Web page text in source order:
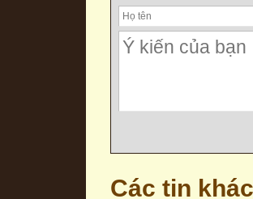
Các tin khác